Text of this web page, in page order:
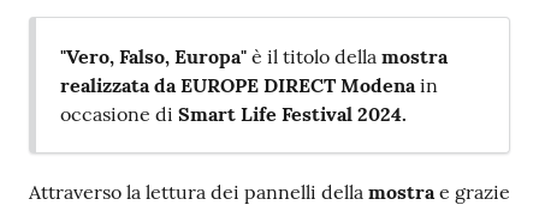
"Vero, Falso, Europa"è il titolo dellamostra
realizzata da EUROPE DIRECT Modenain
occasione diSmart Life Festival 2024.
Attraverso la lettura dei pannelli della mostrae grazie